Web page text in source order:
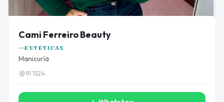
Cami Ferreiro Beauty
ESTÉTICAS
Manicuría
91 1524